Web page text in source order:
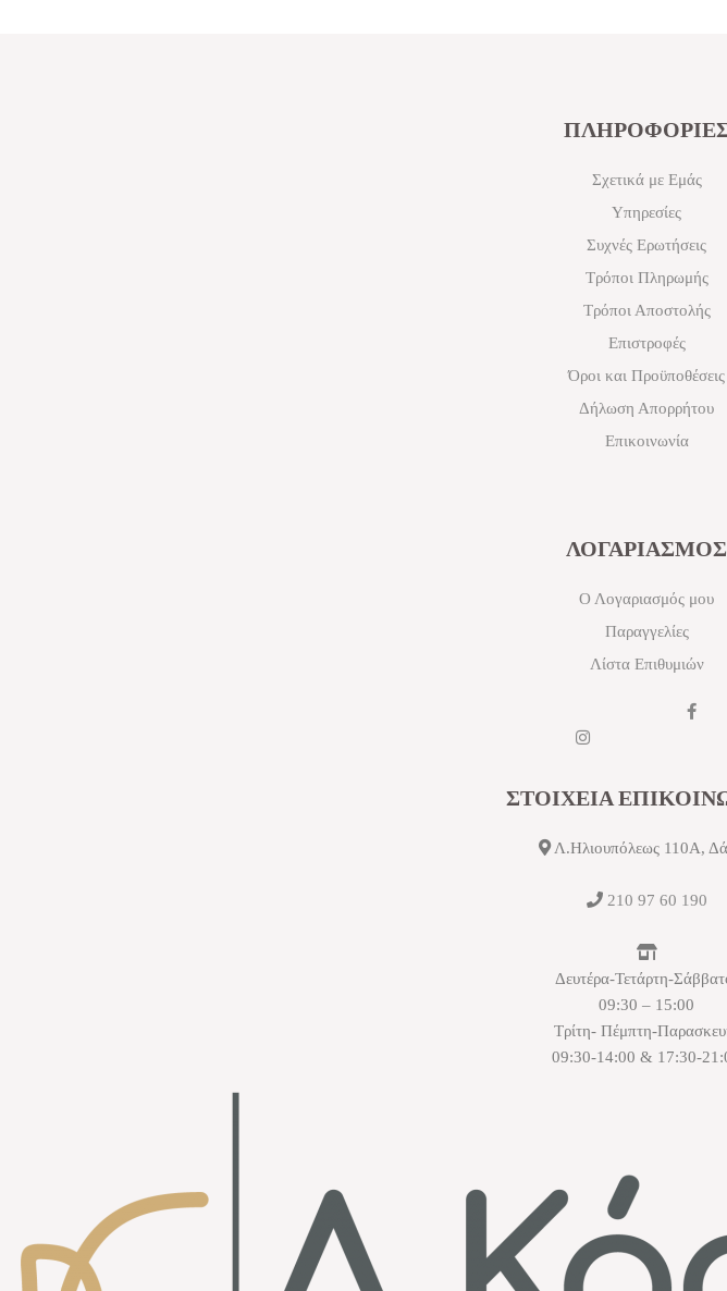
Σχετικά με Εμάς
Υπηρεσίες
Συχνές Ερωτήσεις
Τρόποι Πληρωμής
Τρόποι Αποστολής
Επιστροφές
Όροι και Προϋποθέσεις
Δήλωση Απορρήτου
Επικοινωνία
ΛΟΓΑΡΙΑΣΜΟΣ
Ο Λογαριασμός μου
Παραγγελίες
Λίστα Επιθυμιών
ΣΤΟΙΧΕΙΑ
Λ.Ηλιουπόλεως 110Α,
210 97 60 190
Δευτέρα-Τετάρτη-
09:30 – 15:00
Τρίτη- Πέμπτη-
09:30-14:00 & 17:30-